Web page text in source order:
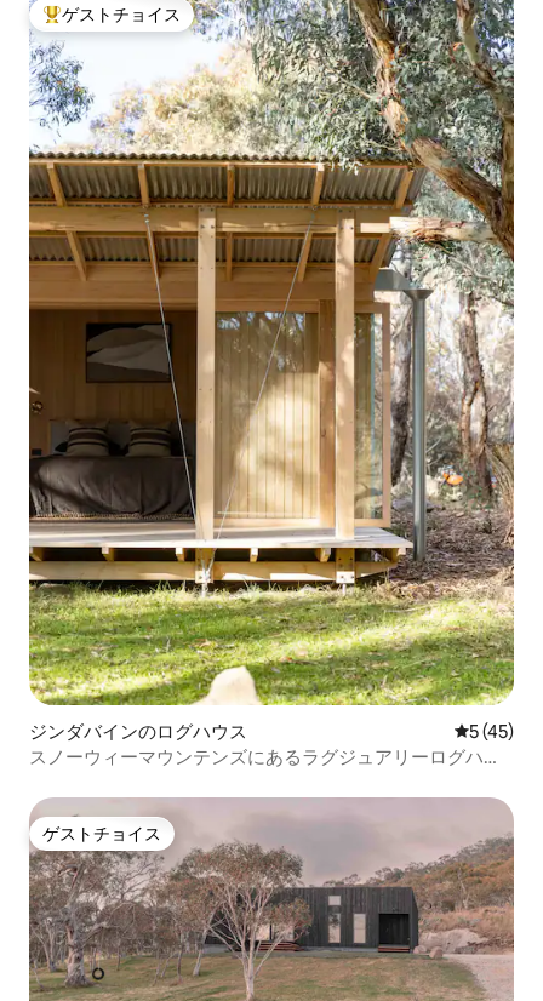
大好評のゲストチョイスです。
ゲストチョイス
ジンダバインのログハウス レビュー
5 (45)
スノーウィーマウンテンズにあるラグジュアリーログハウ
ゲストチョイス
ゲストチョイス